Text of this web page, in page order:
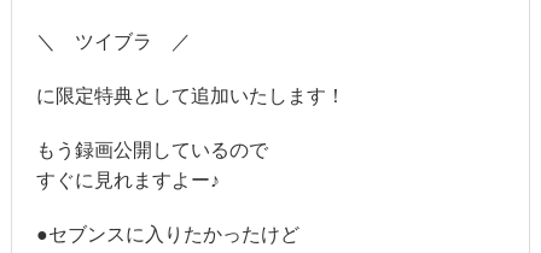
＼ ツイブラ ／
に限定特典として追加いたします！
もう録画公開しているので
すぐに見れますよー♪
●セブンスに入りたかったけど